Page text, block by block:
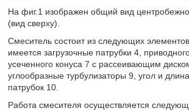
На фиг.1 изображен общий вид
(вид сверху).
Смеситель состоит из следующих
имеется загрузочные патрубки 4,
усеченного конуса 7 с рассеивающим
углообразные турбулизаторы 9, угол и
патрубок 10.
Работа смесителя осуществляется